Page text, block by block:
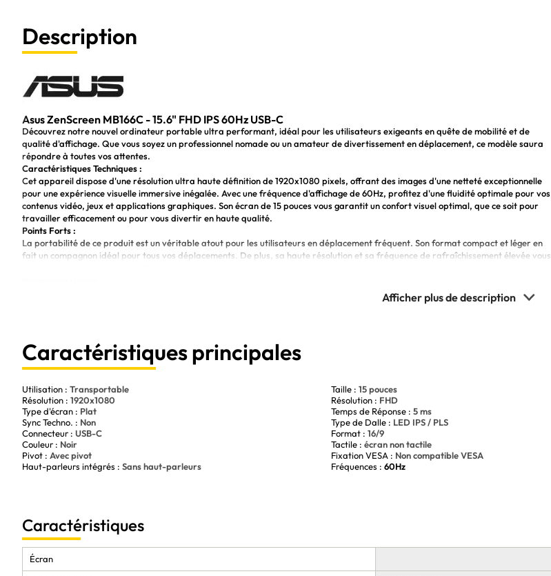
Description
Asus ZenScreen MB166C - 15.6" FHD IPS 60Hz USB-C
Découvrez notre nouvel ordinateur portable ultra performant, idéal pour les utilisateurs exigeants en quête de mobilité et de
qualité d'affichage. Que vous soyez un professionnel nomade ou un amateur de divertissement en déplacement, ce modèle saura
répondre à toutes vos attentes.
Caractéristiques Techniques :
Cet appareil dispose d'une résolution ultra haute définition de 1920x1080 pixels, offrant des images d'une netteté exceptionnelle
pour une expérience visuelle immersive inégalée. Avec une fréquence d'affichage de 60Hz, profitez d'une fluidité optimale pour vos
contenus vidéo, jeux et applications graphiques. Son écran de 15 pouces vous garantit un confort visuel optimal, que ce soit pour
travailler efficacement ou pour vous divertir en haute qualité.
Points Forts :
La portabilité de ce produit est un véritable atout pour les utilisateurs en déplacement fréquent. Son format compact et léger en
fait un compagnon idéal pour tous vos déplacements. De plus, sa haute résolution et sa fréquence de rafraîchissement élevée vous
Grâce à sa résolution et ses caractéristiques techniques avancées, cet appareil vous permettra de profiter pleinement de vos
contenus préférés, que ce soit pour du multitâche professionnel ou pour des moments de détente. Sa taille d'écran généreuse
Qualité d'affichage exceptionnelle en Full HD
Portabilité et légèreté pour une utilisation nomade aisée
Fréquence de rafraîchissement élevée pour une fluidité optimale
Caractéristiques principales
Utilisation : Transportable Taille : 15 pouces
Résolution : 1920x1080 Résolution : FHD
Type d'écran : Plat Temps de Réponse : 5 ms
Sync Techno. : Non Type de Dalle : LED IPS / PLS
Connecteur : USB-C Format : 16/9
Couleur : Noir Tactile : écran non tactile
Pivot : Avec pivot Fixation VESA : Non compatible VESA
Haut-parleurs intégrés : Sans haut-parleurs Fréquences : 60Hz
Caractéristiques
Écran